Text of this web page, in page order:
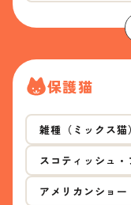
保護猫
雑種（ミックス猫）
スコティッシュ・
アメリカンショー